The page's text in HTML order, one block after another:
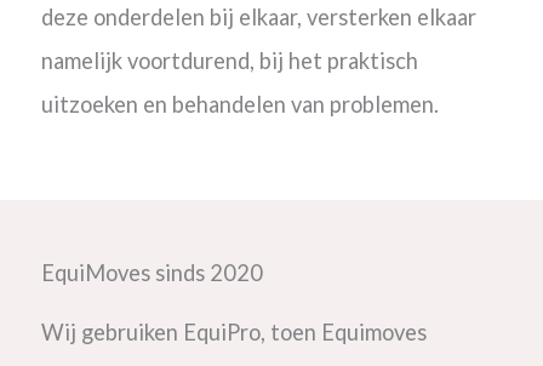
deze onderdelen bij elkaar, versterken elkaar
namelijk voortdurend, bij het praktisch
uitzoeken en behandelen van problemen.
EquiMoves sinds 2020
Wij gebruiken EquiPro, toen Equimoves